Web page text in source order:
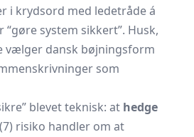
i krydsord med ledetråde á
“gøre system sikkert”. Husk,
vælger dansk bøjningsform
som
blevet teknisk: at hedge
(7) risiko handler om at